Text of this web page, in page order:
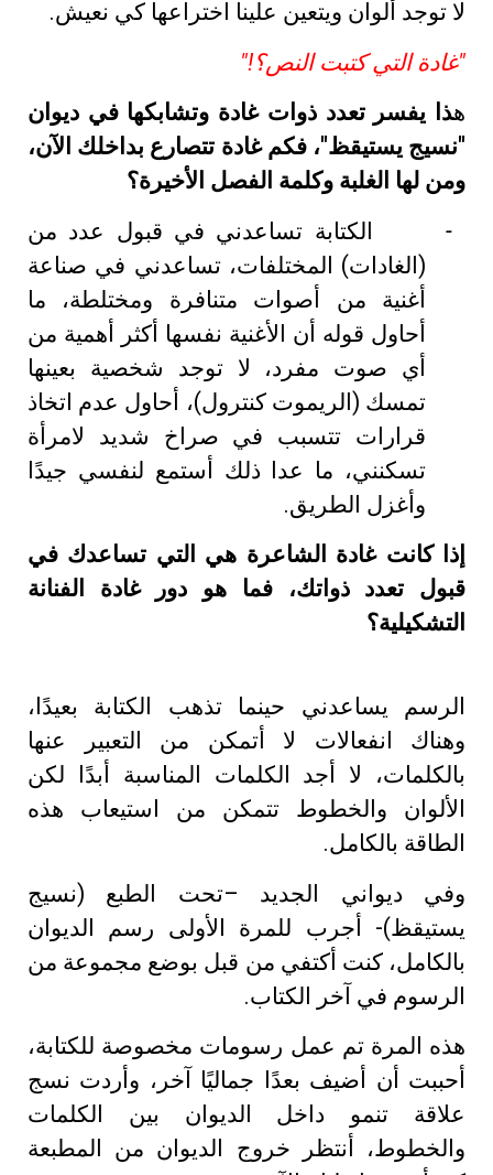
لا توجد ألوان ويتعين علينا اختراعها كي نعيش.
"غادة التي كتبت النص؟!"
هذا يفسر تعدد ذوات غادة وتشابكها في ديوان
"نسيج يستيقظ"، فكم غادة تتصارع بداخلك الآن،
ومن لها الغلبة وكلمة الفصل الأخيرة؟
-
الكتابة تساعدني في قبول عدد من
(الغادات) المختلفات، تساعدني في صناعة
أغنية من أصوات متنافرة ومختلطة، ما
أحاول قوله أن الأغنية نفسها أكثر أهمية من
أي صوت مفرد، لا توجد شخصية بعينها
تمسك (الريموت كنترول)، أحاول عدم اتخاذ
قرارات تتسبب في صراخ شديد لامرأة
تسكنني، ما عدا ذلك أستمع لنفسي جيدًا
وأغزل الطريق.
إذا كانت غادة الشاعرة هي التي تساعدك في
قبول تعدد ذواتك، فما هو دور غادة الفنانة
التشكيلية؟
الرسم يساعدني حينما تذهب الكتابة بعيدًا،
وهناك انفعالات لا أتمكن من التعبير عنها
بالكلمات، لا أجد الكلمات المناسبة أبدًا لكن
الألوان والخطوط تتمكن من استيعاب هذه
الطاقة بالكامل.
وفي ديواني الجديد –تحت الطبع (نسيج
يستيقظ)- أجرب للمرة الأولى رسم الديوان
بالكامل، كنت أكتفي من قبل بوضع مجموعة من
الرسوم في آخر الكتاب.
هذه المرة تم عمل رسومات مخصوصة للكتابة،
أحببت أن أضيف بعدًا جماليًا آخر، وأردت نسج
علاقة تنمو داخل الديوان بين الكلمات
والخطوط، أنتظر خروج الديوان من المطبعة